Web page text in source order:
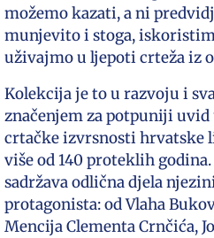
možemo kazati, a ni
munjevito i stoga,
uživajmo u ljepoti crteža iz
Kolekcija je to u razvoju i
značenjem za potpuniji
crtačke izvrsnosti hrvatske
više od 140 proteklih
sadržava odlična djela
protagonista: od Vlaha
Mencija Clementa Crnčića,